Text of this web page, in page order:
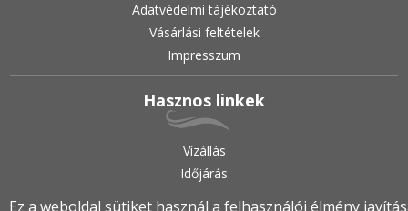
Adatvédelmi tájékoztató
Vásárlási feltételek
Impresszum
Hasznos linkek
Vízállás
Időjárás
Ez a weboldal sütiket használ a felhasználói élmény